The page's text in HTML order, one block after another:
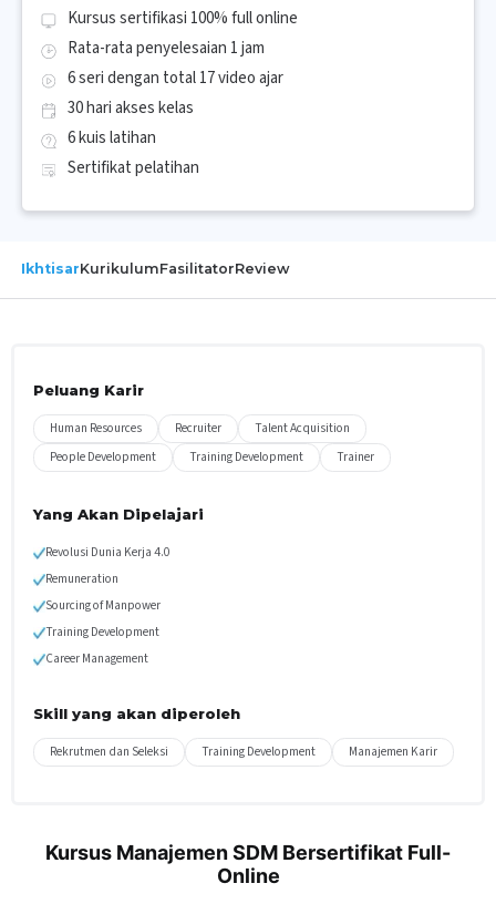
Kursus sertifikasi 100% full online
Rata-rata penyelesaian 1 jam
6 seri dengan total 17 video ajar
30 hari akses kelas
6 kuis latihan
Sertifikat pelatihan
IkhtisarKurikulumFasilitatorReview
Peluang Karir
Human Resources Recruiter
Talent Acquisition
People Development
Training Development Trainer
Yang Akan Dipelajari
Revolusi Dunia Kerja 4.0
Remuneration
Sourcing of Manpower
Training Development
Career Management
Skill yang akan diperoleh
Rekrutmen dan Seleksi Training Development Manajemen Karir
Kursus Manajemen SDM Bersertifikat Full-
Online